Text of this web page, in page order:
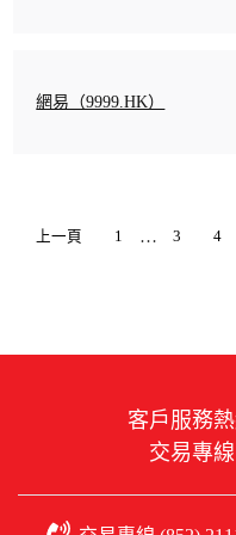
網易（9999.HK）
上一頁 1 … 3 4
客戶服務熱
交易專